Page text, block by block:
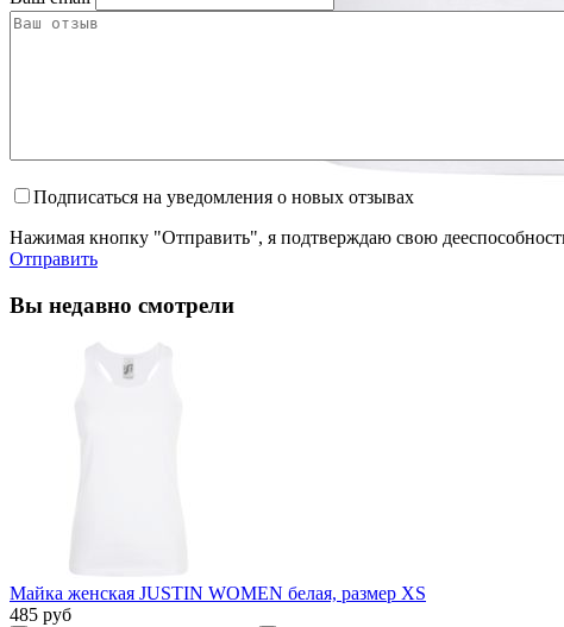
Подписаться на уведомления о новых отзывах
Нажимая кнопку "Отправить", я подтверждаю свою
Отправить
Вы недавно смотрели
Майка женская JUSTIN WOMEN белая, размер XS
485 руб